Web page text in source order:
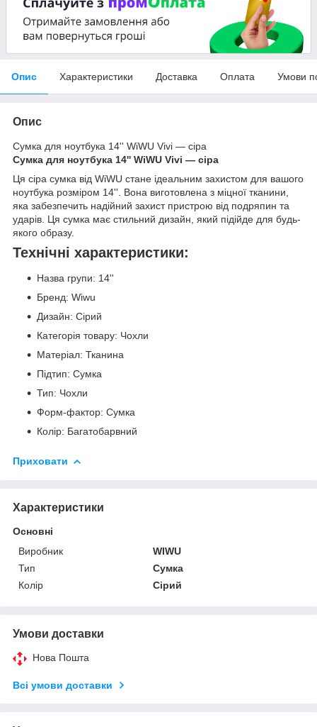
Опис Характеристики Доставка Оплата Умови
Опис
Сумка для ноутбука 14'' WiWU Vivi — сіра
Сумка для ноутбука 14'' WiWU Vivi — сіра
Ця сіра сумка від WiWU стане ідеальним захистом для вашого
ноутбука розміром 14''. Вона виготовлена з міцної тканини,
яка забезпечить надійний захист пристрою від подряпин та
ударів. Ця сумка має стильний дизайн, який підійде для будь-
якого образу.
Технічні характеристики:
Назва групи: 14''
Бренд: Wiwu
Дизайн: Сірий
Категорія товару: Чохли
Матеріал: Тканина
Підтип: Сумка
Тип: Чохли
Форм-фактор: Сумка
Колір: Багатобарвний
Приховати
Характеристики
Основні
Виробник
WIWU
Тип
Сумка
Колір
Сірий
Умови доставки
Нова Пошта
Всі умови доставки